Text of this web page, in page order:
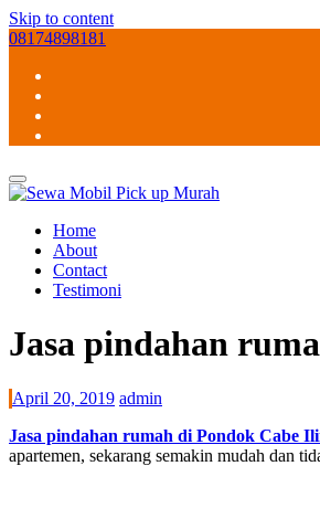
Skip to content
08174898181
Home
About
Contact
Testimoni
Jasa pindahan
April 20, 2019 admin
Jasa pindahan rumah di Pondok Cabe
apartemen, sekarang semakin mudah dan